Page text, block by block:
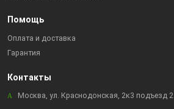
Помощь
Оплата и доставка
Гарантия
Контакты
Москва, ул. Краснодонская, 2к3 подъезд 2